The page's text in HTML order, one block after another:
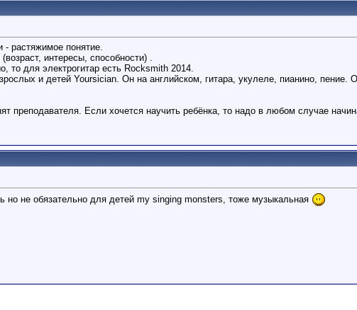
- растяжимое понятие.
интересы, способности) .
то для электрогитар есть Rocksmith 2014.
и детей Yoursician. Он на английском, гитара, укулеле, пианино,
преподавателя. Если хочется научить ребёнка, то надо в любом случае
но не обязательно для детей my singing monsters, тоже музыкальная